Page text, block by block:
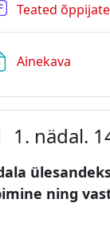
Teated
Ainekava
1. nädal.
ning